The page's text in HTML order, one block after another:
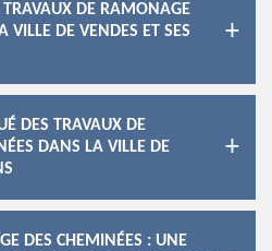
TRAVAUX DE RAMONAGE
VILLE DE VENDES ET SES
DES TRAVAUX DE
DANS LA VILLE DE
DES CHEMINÉES : UNE